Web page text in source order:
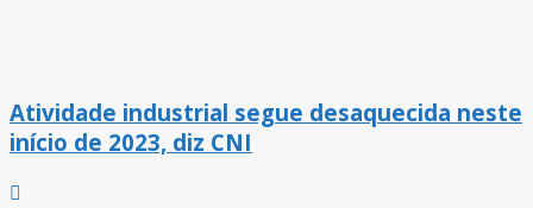
Atividade industrial segue desaquecida neste
início de 2023, diz CNI